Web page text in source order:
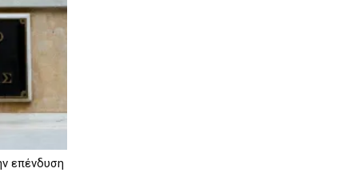
επένδυση